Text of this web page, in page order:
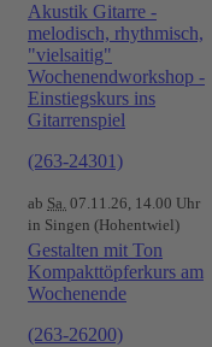
Akustik Gitarre -
melodisch, rhythmisch,
"vielsaitig"
Wochenendworkshop -
Einstiegskurs ins
Gitarrenspiel
(263-24301)
ab Sa. 07.11.26, 14.00 Uhr
in Singen (Hohentwiel)
Gestalten mit Ton
Kompakttöpferkurs am
Wochenende
(263-26200)